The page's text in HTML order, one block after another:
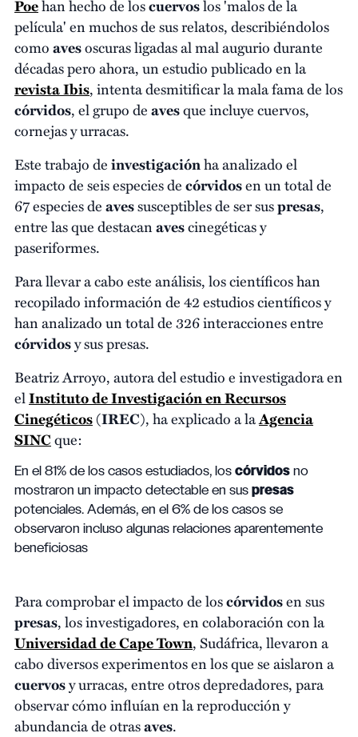
Poehan hecho de loscuervoslos 'malos de la
película' en muchos de sus relatos, describiéndolos
comoavesoscuras ligadas al mal augurio durante
décadas pero ahora, un estudio publicado en la
revista Ibis, intenta desmitificar la mala fama de los
córvidos, el grupo deavesque incluye cuervos,
cornejas y urracas.
Este trabajo deinvestigaciónha analizado el
impacto de seis especies decórvidosen un total de
67 especies deavessusceptibles de ser suspresas,
entre las que destacanavescinegéticas y
paseriformes.
Para llevar a cabo este análisis, los científicos han
recopilado información de 42 estudios científicos y
han analizado un total de 326 interacciones entre
córvidosy sus presas.
Beatriz Arroyo, autora del estudio e investigadora en
elInstituto de Investigación en Recursos
Cinegéticos(IREC), ha explicado a laAgencia
SINCque:
En el 81% de los casos estudiados, los córvidos no
mostraron un impacto detectable en sus presas
potenciales. Además, en el 6% de los casos se
observaron incluso algunas relaciones aparentemente
beneficiosas
Para comprobar el impacto de loscórvidosen sus
presas, los investigadores, en colaboración con la
Universidad de Cape Town, Sudáfrica, llevaron a
cabo diversos experimentos en los que se aislaron a
cuervosy urracas, entre otros depredadores, para
observar cómo influían en la reproducción y
abundancia de otrasaves.